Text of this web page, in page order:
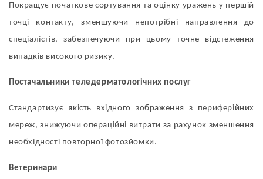
Покращує початкове сортування та оцінку уражень у першій
точці контакту, зменшуючи непотрібні направлення до
спеціалістів, забезпечуючи при цьому точне відстеження
випадків високого ризику.
Постачальники теледерматологічних послуг
Стандартизує якість вхідного зображення з периферійних
мереж, знижуючи операційні витрати за рахунок зменшення
необхідності повторної фотозйомки.
Ветеринари